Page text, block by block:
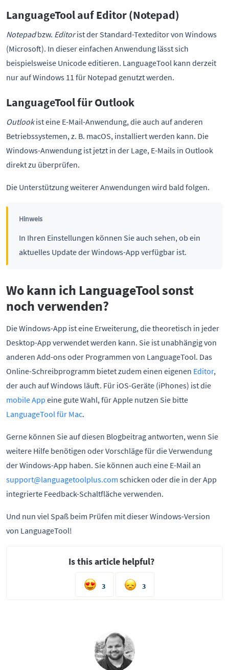
LanguageTool auf Editor (Notepad)
Notepadbzw. Editorist der Standard-Texteditor von Windows
(Microsoft). In dieser einfachen Anwendung lässt sich
beispielsweise Unicode editieren. LanguageTool kann derzeit
nur auf Windows 11 für Notepad genutzt werden.
LanguageTool für Outlook
Outlookist eine E-Mail-Anwendung, die auch auf anderen
Betriebssystemen, z. B. macOS, installiert werden kann. Die
Windows-Anwendung ist jetzt in der Lage, E-Mails in Outlook
direkt zu überprüfen.
Die Unterstützung weiterer Anwendungen wird bald folgen.
Hinweis
In Ihren Einstellungen können Sie auch sehen, ob ein
aktuelles Update der Windows-App verfügbar ist.
Wo kann ich LanguageTool sonst
noch verwenden?
Die Windows-App ist eine Erweiterung, die theoretisch in jeder
Desktop-App verwendet werden kann. Sie ist unabhängig von
anderen Add-ons oder Programmen von LanguageTool. Das
Online-Schreibprogramm bietet zudem einen eigenen Editor,
der auch auf Windows läuft. Für iOS-Geräte (iPhones) ist die
mobile App eine gute Wahl, für Apple nutzen Sie bitte
LanguageTool für Mac.
Gerne können Sie auf diesen Blogbeitrag antworten, wenn Sie
weitere Hilfe benötigen oder Vorschläge für die Verwendung
der Windows-App haben. Sie können auch eine E-Mail an
support@languagetoolplus.com schicken oder die in der App
integrierte Feedback-Schaltfläche verwenden.
Und nun viel Spaß beim Prüfen mit dieser Windows-Version
von LanguageTool!
Is this article helpful?
3 3